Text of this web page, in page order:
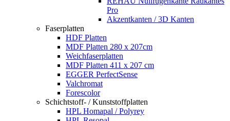
Pro
Akzentkanten / 3D Kanten
Faserplatten
HDF Platten
MDF Platten 280 x 207cm
Weichfaserplatten
MDF Platten 411 x 207 cm
EGGER PerfectSense
Valchromat
Forescolor
Schichtstoff- / Kunststoffplatten
HPL Homapal / Polyrey